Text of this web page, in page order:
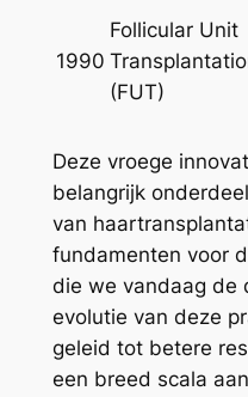
1990
Follicular Unit
(FUT)
Deze vroege
belangrijk
van
fundamenten voor
die we vandaag de
evolutie van deze
geleid tot betere
een breed scala